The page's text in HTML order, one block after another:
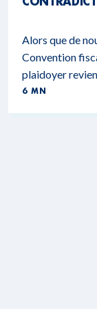
Alors que de
Convention
plaidoyer
6 MN